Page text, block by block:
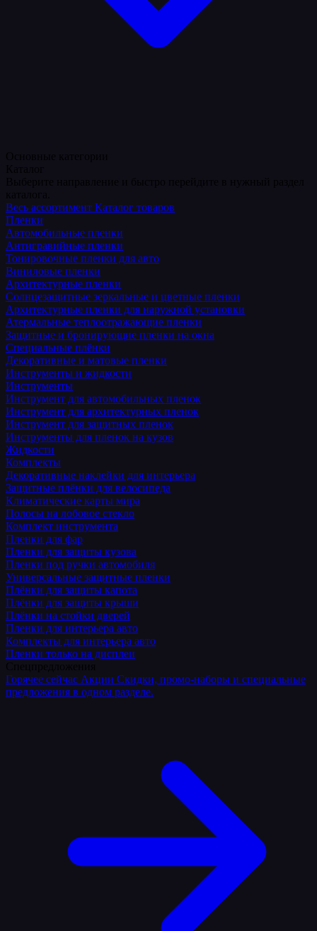
Весь ассортимент Каталог товаров
Пленки
Автомобильные пленки
Антигравийные пленки
Тонировочные пленки для авто
Виниловые пленки
Архитектурные пленки
Солнцезащитные зеркальные и цветные пленки
Архитектурные пленки для наружной установки
Атермальные теплоотражающие пленки
Защитные и бронирующие пленки на окна
Специальные плёнки
Декоративные и матовые пленки
Инструменты и жидкости
Инструменты
Инструмент для автомобильных пленок
Инструмент для архитектурных пленок
Инструмент для защитных пленок
Инструменты для пленок на кузов
Жидкости
Комплекты
Декоративные наклейки для интерьера
Защитные плёнки для велосипеда
Климатические карты мира
Полосы на лобовое стекло
Комплект инструмента
Пленки для фар
Пленки для защиты кузова
Пленки под ручки автомобиля
Универсальные защитные пленки
Плёнки для защиты капота
Плёнки для защиты крыши
Плёнки на стойки дверей
Пленки для интерьера авто
Комплекты для интерьера авто
Пленки только на дисплеи
Горячее сейчас Акции Скидки, промо-наборы и специальные
предложения в одном разделе.